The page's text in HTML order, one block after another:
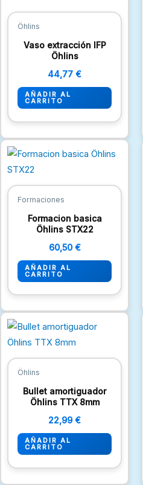
Öhlins
Vaso extracción IFP
Öhlins
44,77 €
AÑADIR AL
CARRITO
Formaciones
Formacion basica
Öhlins STX22
60,50 €
AÑADIR AL
CARRITO
Öhlins
Bullet amortiguador
Öhlins TTX 8mm
22,99 €
AÑADIR AL
CARRITO